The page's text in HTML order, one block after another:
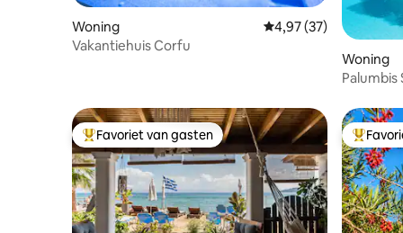
Woning Gemiddelde
4,97 (37)
Vakantiehuis Corfu
Woning
Palumbis
Topfavoriet van gasten
Favoriet van gasten